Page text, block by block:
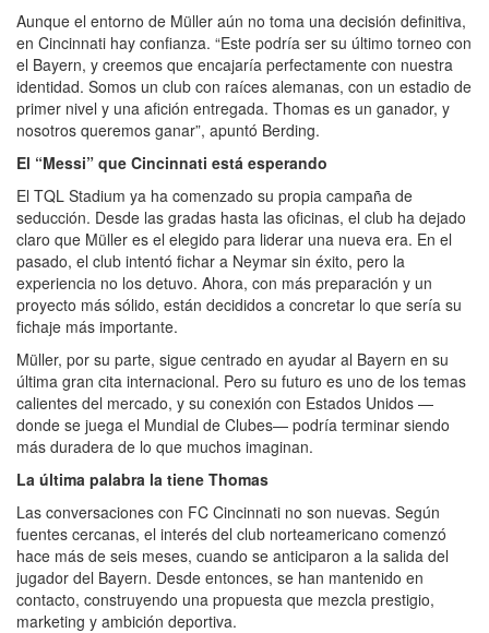
Aunque el entorno de Müller aún no toma una decisión definitiva,
en Cincinnati hay confianza. “Este podría ser su último torneo con
el Bayern, y creemos que encajaría perfectamente con nuestra
identidad. Somos un club con raíces alemanas, con un estadio de
primer nivel y una afición entregada. Thomas es un ganador, y
nosotros queremos ganar”, apuntó Berding.
El “Messi” que Cincinnati está esperando
El TQL Stadium ya ha comenzado su propia campaña de
seducción. Desde las gradas hasta las oficinas, el club ha dejado
claro que Müller es el elegido para liderar una nueva era. En el
pasado, el club intentó fichar a Neymar sin éxito, pero la
experiencia no los detuvo. Ahora, con más preparación y un
proyecto más sólido, están decididos a concretar lo que sería su
fichaje más importante.
Müller, por su parte, sigue centrado en ayudar al Bayern en su
última gran cita internacional. Pero su futuro es uno de los temas
calientes del mercado, y su conexión con Estados Unidos —
donde se juega el Mundial de Clubes— podría terminar siendo
más duradera de lo que muchos imaginan.
La última palabra la tiene Thomas
Las conversaciones con FC Cincinnati no son nuevas. Según
fuentes cercanas, el interés del club norteamericano comenzó
hace más de seis meses, cuando se anticiparon a la salida del
jugador del Bayern. Desde entonces, se han mantenido en
contacto, construyendo una propuesta que mezcla prestigio,
marketing y ambición deportiva.